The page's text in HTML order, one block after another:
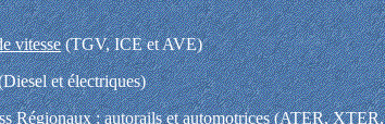
vitesse(TGV, ICE et AVE)
et électriques)
Régionaux : autorails et automotrices(ATER,